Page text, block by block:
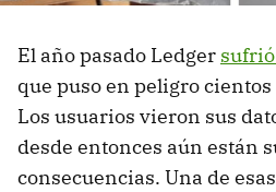
El año pasado Ledger
que puso en peligro
Los usuarios vieron sus
desde entonces aún están
consecuencias. Una de